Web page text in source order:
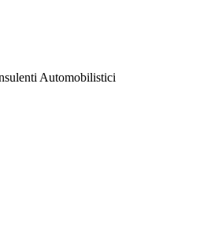
Automobilistici